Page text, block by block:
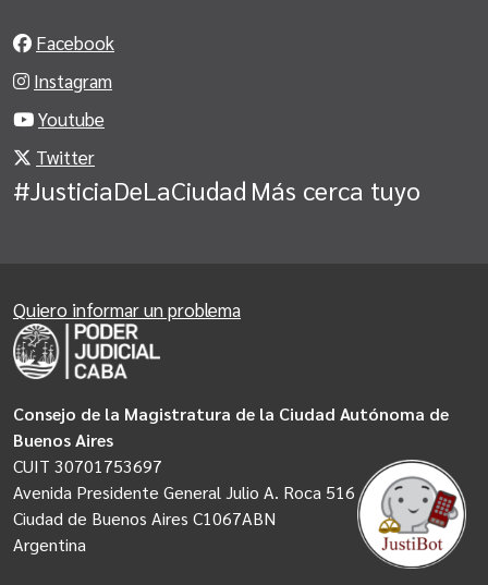
Facebook
Instagram
Youtube
Twitter
#JusticiaDeLaCiudad Más cerca tuyo
Consejo de la Magistratura de la Ciudad Autónoma de
Buenos Aires
CUIT 30701753697
Avenida Presidente General Julio A. Roca 516
Ciudad de Buenos Aires C1067ABN
Argentina
Quiero informar un problema